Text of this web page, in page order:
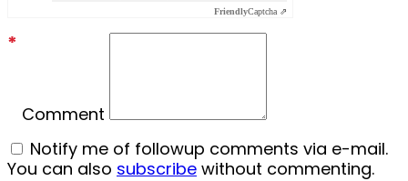
FriendlyCaptcha ⇗
Comment
*
Notify me of followup comments via e-mail.
You can also subscribe without commenting.